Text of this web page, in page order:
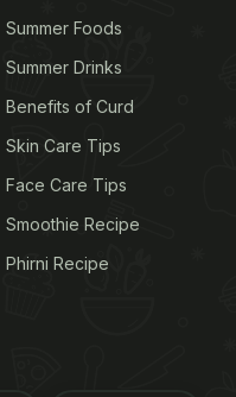
Summer Foods
Summer Drinks
Benefits of Curd
Skin Care Tips
Face Care Tips
Smoothie Recipe
Phirni Recipe